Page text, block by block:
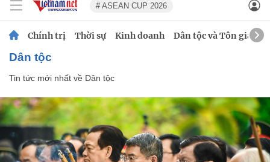
# ASEAN CUP 2026
Chính trị Thời sự Kinh doanh Dân tộc và Tôn giáo
Dân tộc
Tin tức mới nhất về Dân tộc